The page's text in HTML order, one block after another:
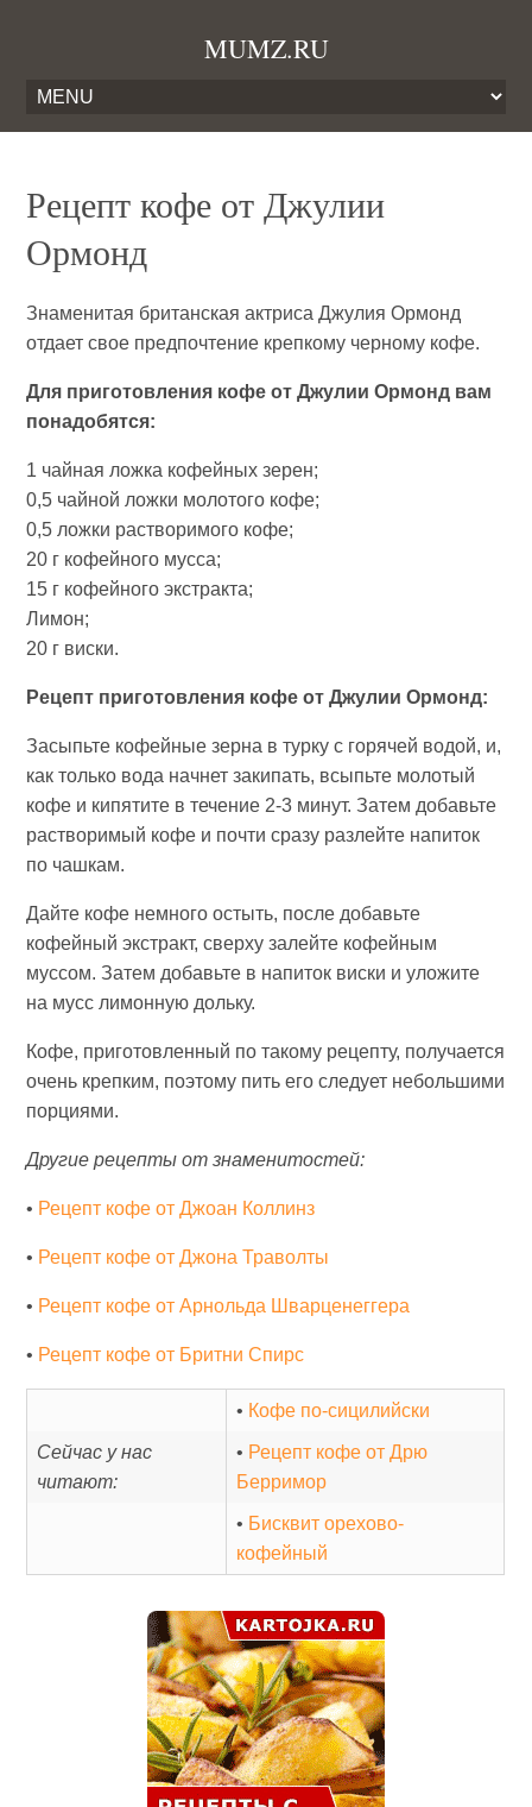
MUMZ.RU
Рецепт кофе от Джулии
Ормонд
Знаменитая британская актриса Джулия Ормонд
отдает свое предпочтение крепкому черному кофе.
Для приготовления кофе от Джулии Ормонд вам
понадобятся:
1 чайная ложка кофейных зерен;
0,5 чайной ложки молотого кофе;
0,5 ложки растворимого кофе;
20 г кофейного мусса;
15 г кофейного экстракта;
Лимон;
20 г виски.
Рецепт приготовления кофе от Джулии Ормонд:
Засыпьте кофейные зерна в турку с горячей водой, и,
как только вода начнет закипать, всыпьте молотый
кофе и кипятите в течение 2-3 минут. Затем добавьте
растворимый кофе и почти сразу разлейте напиток
по чашкам.
Дайте кофе немного остыть, после добавьте
кофейный экстракт, сверху залейте кофейным
муссом. Затем добавьте в напиток виски и уложите
на мусс лимонную дольку.
Кофе, приготовленный по такому рецепту, получается
очень крепким, поэтому пить его следует небольшими
порциями.
Другие рецепты от знаменитостей:
• Рецепт кофе от Джоан Коллинз
• Рецепт кофе от Джона Траволты
• Рецепт кофе от Арнольда Шварценеггера
• Рецепт кофе от Бритни Спирс
• Кофе по-сицилийски
Сейчас у нас
читают:
• Рецепт кофе от Дрю
Берримор
• Бисквит орехово-
кофейный